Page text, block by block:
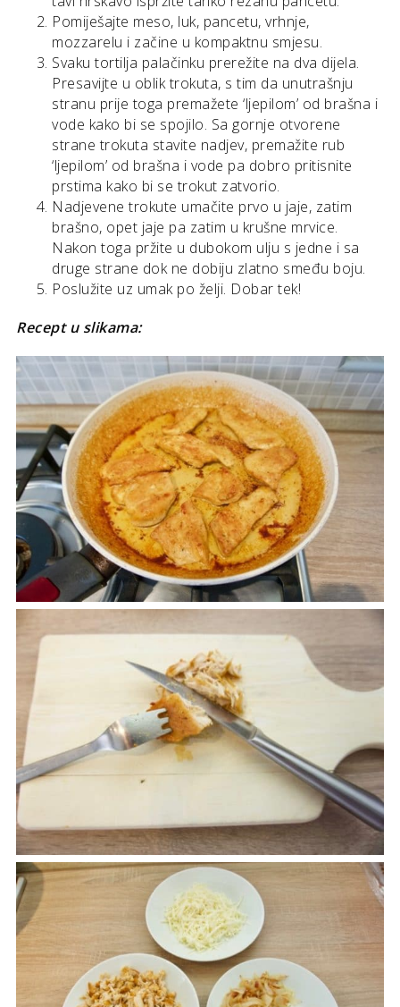
Pomiješajte meso, luk, pancetu, vrhnje,
mozzarelu i začine u kompaktnu smjesu.
Svaku tortilja palačinku prerežite na dva dijela.
Presavijte u oblik trokuta, s tim da unutrašnju
stranu prije toga premažete ‘ljepilom’ od brašna i
vode kako bi se spojilo. Sa gornje otvorene
strane trokuta stavite nadjev, premažite rub
‘ljepilom’ od brašna i vode pa dobro pritisnite
prstima kako bi se trokut zatvorio.
Nadjevene trokute umačite prvo u jaje, zatim
brašno, opet jaje pa zatim u krušne mrvice.
Nakon toga pržite u dubokom ulju s jedne i sa
druge strane dok ne dobiju zlatno smeđu boju.
Poslužite uz umak po želji. Dobar tek!
Recept u slikama: